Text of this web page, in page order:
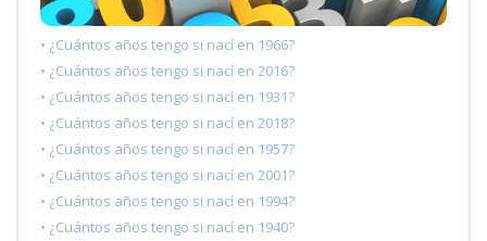
• ¿Cuántos años tengo si nací en 1966?
• ¿Cuántos años tengo si nací en 2016?
• ¿Cuántos años tengo si nací en 1931?
• ¿Cuántos años tengo si nací en 2018?
• ¿Cuántos años tengo si nací en 1957?
• ¿Cuántos años tengo si nací en 2001?
• ¿Cuántos años tengo si nací en 1994?
• ¿Cuántos años tengo si nací en 1940?